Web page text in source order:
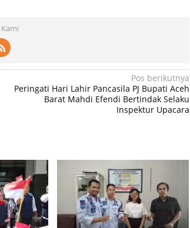
Pos berikutnya
Peringati Hari Lahir Pancasila PJ Bupati Aceh
Barat Mahdi Efendi Bertindak Selaku
Inspektur Upacara